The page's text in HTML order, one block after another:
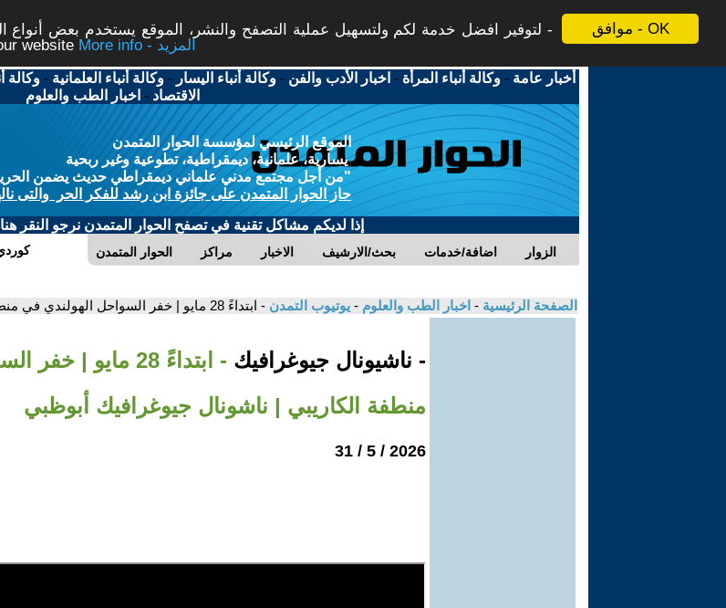
موافق - OK
لتوفير افضل خدمة لكم ولتسهيل عملية التصفح والنشر، الموقع يستخدم بعض أنواع
website
More info - المزيد
أخبار عامة -وكالة أنباء المرأة - اخبار الأدب والفن -وكالة أنباء اليسار -وكالة أنباء العلمانية -وكالة
الاقتصاد - اخبار الطب والعلوم
الموقع الرئيسي لمؤسسة الحوار المتمدن
يسارية، علمانية، ديمقراطية، تطوعية وغير ربحية
"من أجل مجتمع مدني علماني ديمقراطي حديث يضمن الحرية
حاز الحوار المتمدن على جائزة ابن رشد للفكر الحر والتى
إذا لديكم مشاكل تقنية في تصفح الحوار المتمدن نرجو النقر
الحوار المتمدن مراكز الاخبار بحث/الارشيف اضافة/خدمات الزوار
الصفحة الرئيسية - اخبار الطب والعلوم - يوتيوب التمدن - ابتداءً 28 مايو | خفر السواحل الهولندي في منطفة الكاريبي | ناشونال جيوغرافيك أبوظبي
- ناشيونال جيوغرافيك
- ابتداءً 28 مايو |
منطفة الكاريبي | ناشونال جيوغرافيك أبوظبي
2026 / 5 / 31